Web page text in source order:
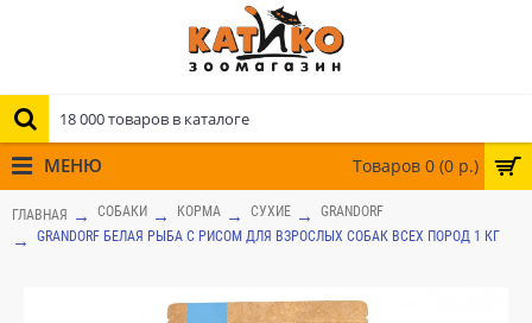
Товаров 0 (0 р.)
МЕНЮ
ГЛАВНАЯ СОБАКИ КОРМА СУХИЕ
GRANDORF
GRANDORF БЕЛАЯ РЫБА С РИСОМ ДЛЯ ВЗРОСЛЫХ СОБАК ВСЕХ ПОРОД 1 КГ